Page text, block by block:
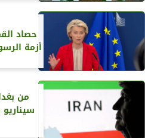
حصاد
أزمة
من